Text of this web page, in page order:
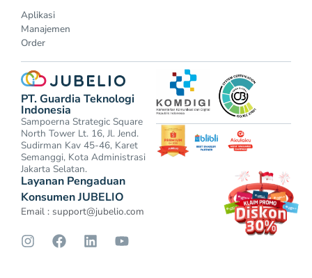
Aplikasi
Manajemen
Order
PT. Guardia Teknologi
Indonesia
Sampoerna Strategic Square
North Tower Lt. 16, Jl. Jend.
Sudirman Kav 45-46, Karet
Semanggi, Kota Administrasi
Jakarta Selatan.
Layanan Pengaduan
Konsumen JUBELIO
Email : support@jubelio.com